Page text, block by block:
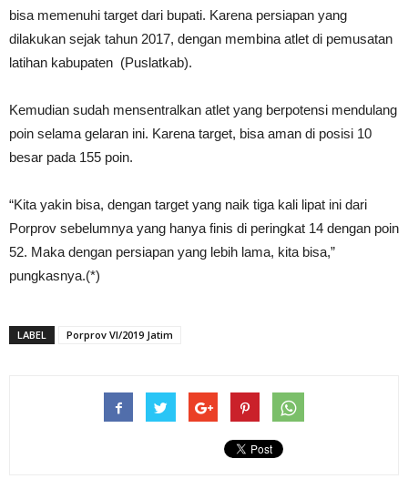
bisa memenuhi target dari bupati. Karena persiapan yang
dilakukan sejak tahun 2017, dengan membina atlet di pemusatan
latihan kabupaten (Puslatkab).
Kemudian sudah mensentralkan atlet yang berpotensi mendulang
poin selama gelaran ini. Karena target, bisa aman di posisi 10
besar pada 155 poin.
“Kita yakin bisa, dengan target yang naik tiga kali lipat ini dari
Porprov sebelumnya yang hanya finis di peringkat 14 dengan poin
52. Maka dengan persiapan yang lebih lama, kita bisa,”
pungkasnya.(*)
LABEL Porprov VI/2019 Jatim